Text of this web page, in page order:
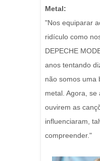
Metal:
"Nos equiparar
ridículo como
DEPECHE
anos tentando
não somos uma
metal. Agora, se
ouvirem as
influenciaram,
compreender."